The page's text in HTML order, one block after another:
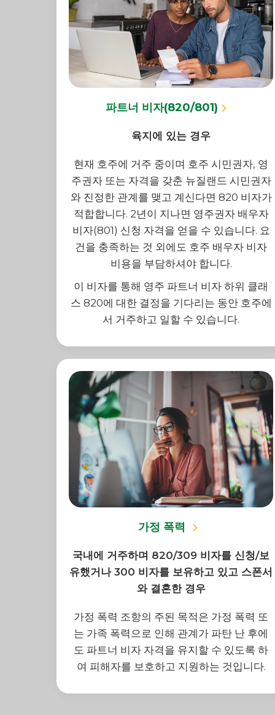
파트너 비자(820/801)
육지에 있는 경우
현재 호주에 거주 중이며 호주 시민권자, 영
주권자 또는 자격을 갖춘 뉴질랜드 시민권자
와 진정한 관계를 맺고 계신다면 820 비자가
적합합니다. 2년이 지나면 영주권자 배우자
비자(801) 신청 자격을 얻을 수 있습니다. 요
건을 충족하는 것 외에도 호주 배우자 비자
비용을 부담하셔야 합니다.
이 비자를 통해 영주 파트너 비자 하위 클래
스 820에 대한 결정을 기다리는 동안 호주에
서 거주하고 일할 수 있습니다.
가정 폭력
국내에 거주하며 820/309 비자를 신청/보
유했거나 300 비자를 보유하고 있고 스폰서
와 결혼한 경우
가정 폭력 조항의 주된 목적은 가정 폭력 또
는 가족 폭력으로 인해 관계가 파탄 난 후에
도 파트너 비자 자격을 유지할 수 있도록 하
여 피해자를 보호하고 지원하는 것입니다.